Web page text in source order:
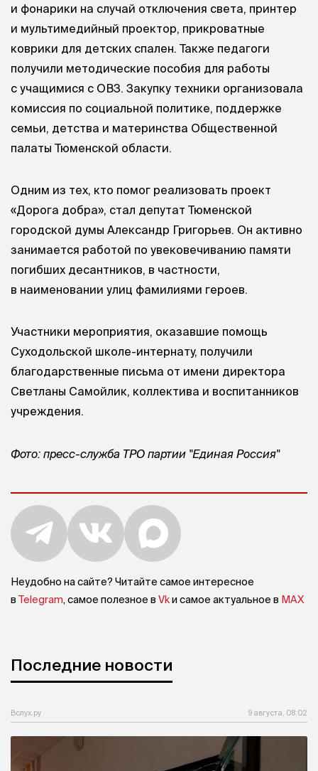
и фонарики на случай отключения света, принтер
и мультимедийный проектор, прикроватные
коврики для детских спален. Также педагоги
получили методические пособия для работы
с учащимися с ОВЗ. Закупку техники организовала
комиссия по социальной политике, поддержке
семьи, детства и материнства Общественной
палаты Тюменской области.
Одним из тех, кто помог реализовать проект
«Дорога добра», стал депутат Тюменской
городской думы Александр Григорьев. Он активно
занимается работой по увековечиванию памяти
погибших десантников, в частности,
в наименовании улиц фамилиями героев.
Участники мероприятия, оказавшие помощь
Суходольской школе-интернату, получили
благодарственные письма от имени директора
Светланы Самойлик, коллектива и воспитанников
учреждения.
Фото: пресс-служба ТРО партии "Единая Россия"
Неудобно на сайте? Читайте самое интересное
в Telegram, самое полезное в Vkи самое актуальное в MAX
Последние новости
Вслух.ру 9 августа, 08:02